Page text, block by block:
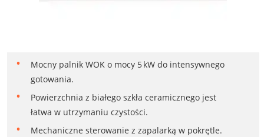
Mocny palnik WOK o mocy 5 kW do intensywnego
gotowania.
Powierzchnia z białego szkła ceramicznego jest
łatwa w utrzymaniu czystości.
Mechaniczne sterowanie z zapalarką w pokrętle.